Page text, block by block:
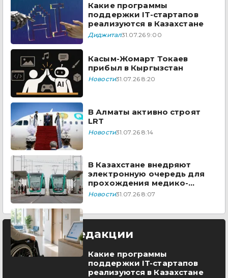
Какие программы
поддержки IT-стартапов
реализуются в Казахстане
Диджитал31.07.26 9:00
Касым-Жомарт Токаев
прибыл в Кыргызстан
Новости31.07.26 8:20
В Алматы активно строят
LRT
Новости31.07.26 8:14
В Казахстане внедряют
электронную очередь для
прохождения медико-
социальной экспертизы
Новости31.07.26 8:07
Выбор редакции
Какие программы
поддержки IT-стартапов
реализуются в Казахстане